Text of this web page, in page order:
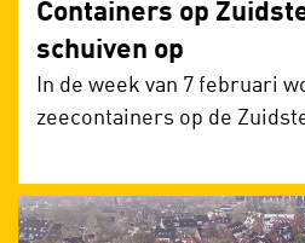
Containers op
schuiven op
In de week van 7 februari
zeecontainers op de